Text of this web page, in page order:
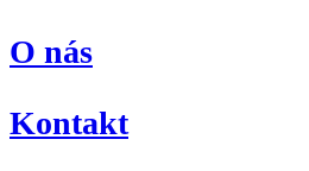
O nás
Kontakt